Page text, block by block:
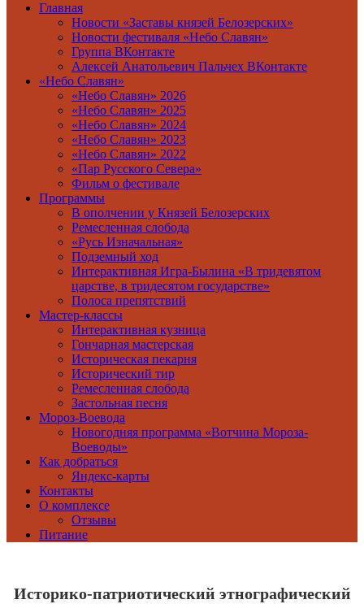
Главная
Новости «Заставы князей Белозерских»
Новости фестиваля «Небо Славян»
Группа ВКонтакте
Алексей Анатольевич Пальчех ВКонтакте
«Небо Славян»
«Небо Славян» 2026
«Небо Славян» 2025
«Небо Славян» 2024
«Небо Славян» 2023
«Небо Славян» 2022
«Пар Русского Севера»
Фильм о фестивале
Программы
В ополчении у Князей Белозерских
Ремесленная слобода
«Русь Изначальная»
Подземный ход
Интерактивная Игра-Былина «В тридевятом
царстве, в тридесятом государстве»
Полоса препятствий
Мастер-классы
Интерактивная кузница
Гончарная мастерская
Историческая пекарня
Исторический тир
Ремесленная слобода
Застольная песня
Мороз-Воевода
Новогодняя программа «Вотчина Мороза-
Воеводы»
Как добраться
Яндекс-карты
Контакты
О комплексе
Отзывы
Питание
Историко-патриотический этнографический